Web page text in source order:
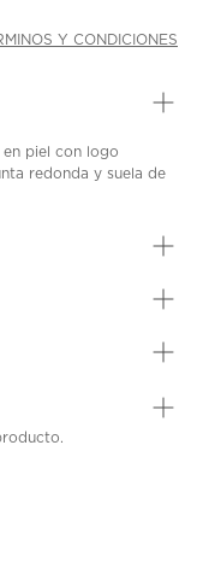
Y CONDICIONES
en piel con logo
redonda y suela de